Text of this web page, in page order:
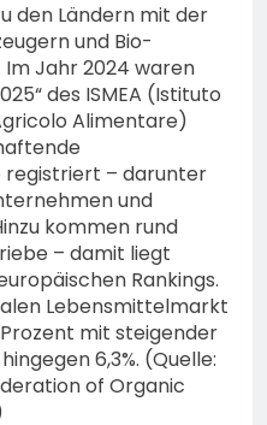
den Ländern mit der
und Bio-
Jahr 2024 waren
des ISMEA (Istituto
Alimentare)
– darunter
und
kommen rund
– damit liegt
Rankings.
Lebensmittelmarkt
mit steigender
6,3%. (Quelle:
of Organic